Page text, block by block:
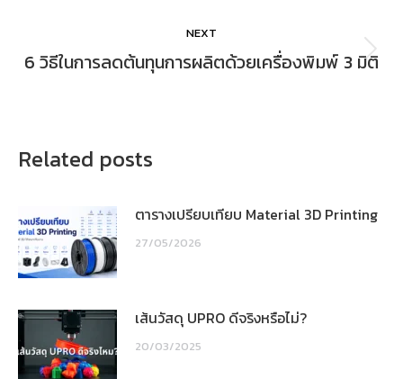
NEXT
6 วิธีในการลดต้นทุนการผลิตด้วยเครื่องพิมพ์ 3 มิติ
Related posts
ตารางเปรียบเทียบ Material 3D Printing
27/05/2026
เส้นวัสดุ UPRO ดีจริงหรือไม่?
20/03/2025